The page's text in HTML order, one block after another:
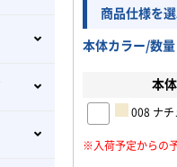
商品仕様を
本体カラー/数量
本
008 ナチ
※入荷予定からの